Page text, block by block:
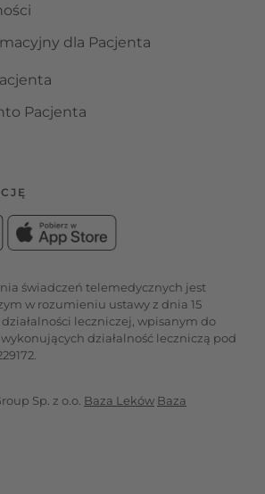
dla Pacjenta
Pacjenta
świadczeń telemedycznych jest
w rozumieniu ustawy z dnia 15
leczniczej, wpisanym do
działalność leczniczą pod
Sp. z o.o. Baza Leków Baza